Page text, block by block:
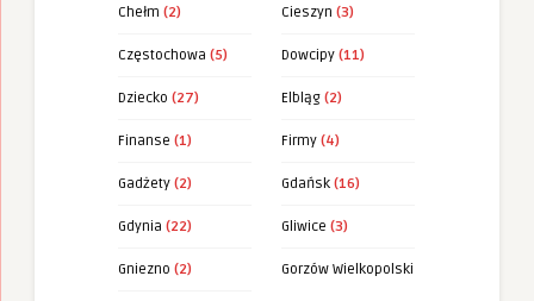
Chełm (2) Cieszyn (3)
Częstochowa (5) Dowcipy (11)
Dziecko (27) Elbląg (2)
Finanse (1) Firmy (4)
Gadżety (2) Gdańsk (16)
Gdynia (22) Gliwice (3)
Gniezno (2) Gorzów Wielkopolski